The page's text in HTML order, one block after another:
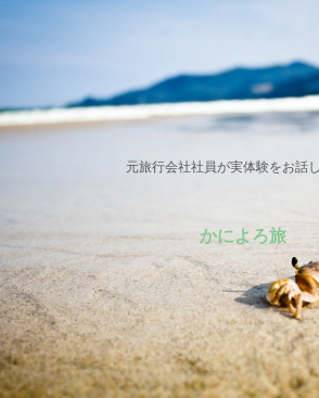
元旅行会社社員が実体験をお話し
かによろ旅